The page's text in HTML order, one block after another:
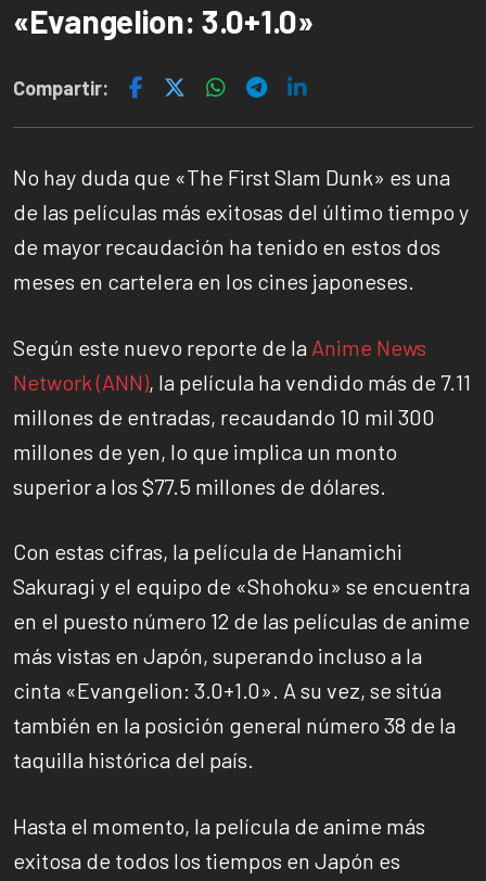
«Evangelion: 3.0+1.0»
Compartir:
No hay duda que «The First Slam Dunk» es una
de las películas más exitosas del último tiempo y
de mayor recaudación ha tenido en estos dos
meses en cartelera en los cines japoneses.
Según este nuevo reporte de la Anime News
Network (ANN), la película ha vendido más de 7.11
millones de entradas, recaudando 10 mil 300
millones de yen, lo que implica un monto
superior a los $77.5 millones de dólares.
Con estas cifras, la película de Hanamichi
Sakuragi y el equipo de «Shohoku» se encuentra
en el puesto número 12 de las películas de anime
más vistas en Japón, superando incluso a la
cinta «Evangelion: 3.0+1.0». A su vez, se sitúa
también en la posición general número 38 de la
taquilla histórica del país.
Hasta el momento, la película de anime más
exitosa de todos los tiempos en Japón es